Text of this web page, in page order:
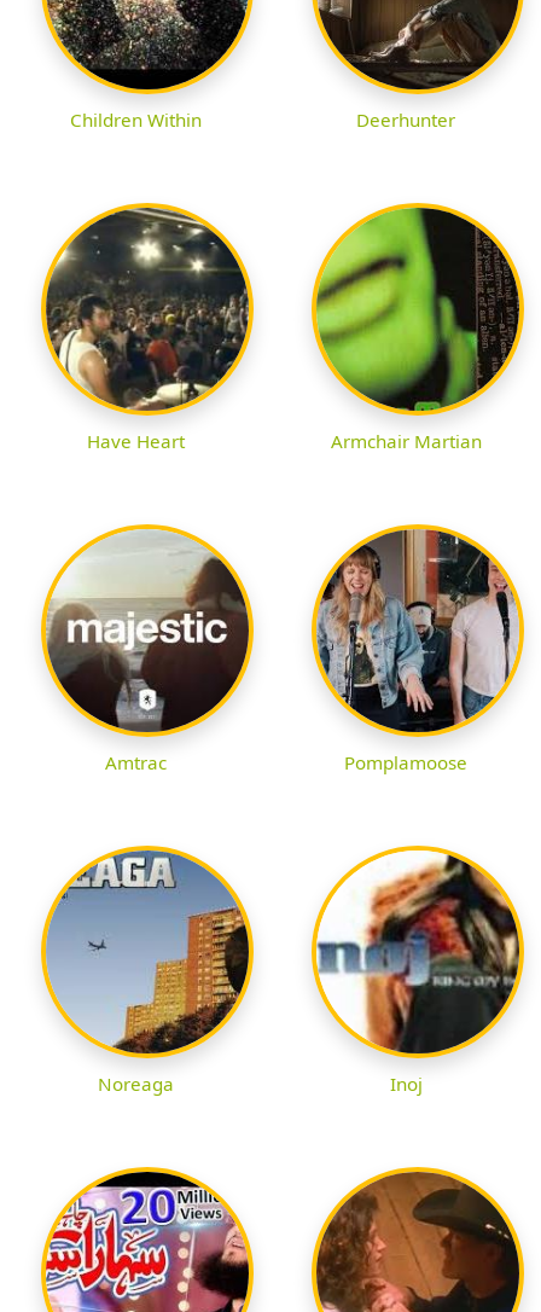
Children Within Deerhunter
Have Heart Armchair Martian
Amtrac Pomplamoose
Noreaga Inoj